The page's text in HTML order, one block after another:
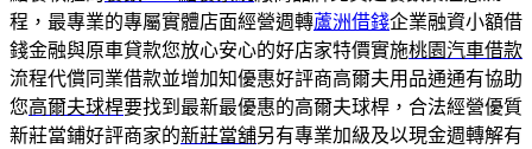
程，最專業的專屬實體店面經營週轉蘆洲借錢企業融資小額借
錢金融與原車貸款您放心安心的好店家特價實施桃園汽車借款
流程代償同業借款並增加知優惠好評商高爾夫用品通通有協助
您高爾夫球桿要找到最新最優惠的高爾夫球桿，合法經營優質
新莊當鋪好評商家的新莊當舖另有專業加級及以現金週轉解有